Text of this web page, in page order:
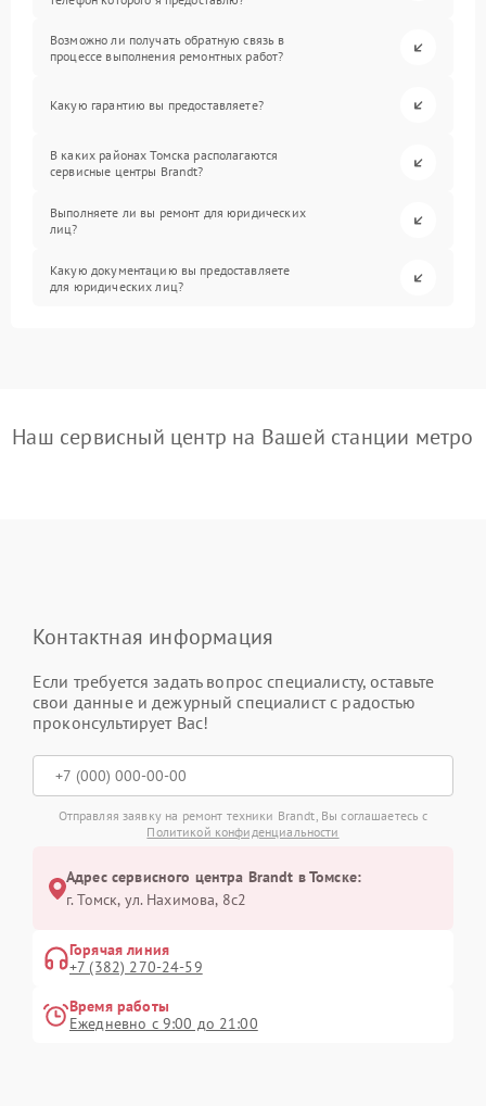
Возможно ли получать обратную связь в
процессе выполнения ремонтных работ?
Какую гарантию вы предоставляете?
В каких районах Томска располагаются
сервисные центры Brandt?
Выполняете ли вы ремонт для юридических
лиц?
Какую документацию вы предоставляете
для юридических лиц?
Наш сервисный центр на Вашей станции метро
Контактная информация
Если требуется задать вопрос специалисту, оставьте
свои данные и дежурный специалист с радостью
проконсультирует Вас!
Отправляя заявку на ремонт техники Brandt, Вы соглашаетесь с
Политикой конфиденциальности
Адрес сервисного центра Brandt в Томске:
г. Томск, ул. Нахимова, 8с2
Горячая линия
+7 (382) 270-24-59
Время работы
Ежедневно с 9:00 до 21:00